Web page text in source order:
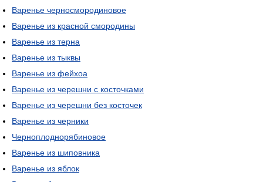
Варенье черносмородиновое
Варенье из красной смородины
Варенье из терна
Варенье из тыквы
Варенье из фейхоа
Варенье из черешни с косточками
Варенье из черешни без косточек
Варенье из черники
Черноплоднорябиновое
Варенье из шиповника
Варенье из яблок